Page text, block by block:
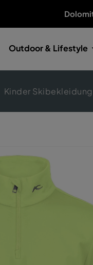
Outdoor & Lifestyle
Kinder Skibekleidung